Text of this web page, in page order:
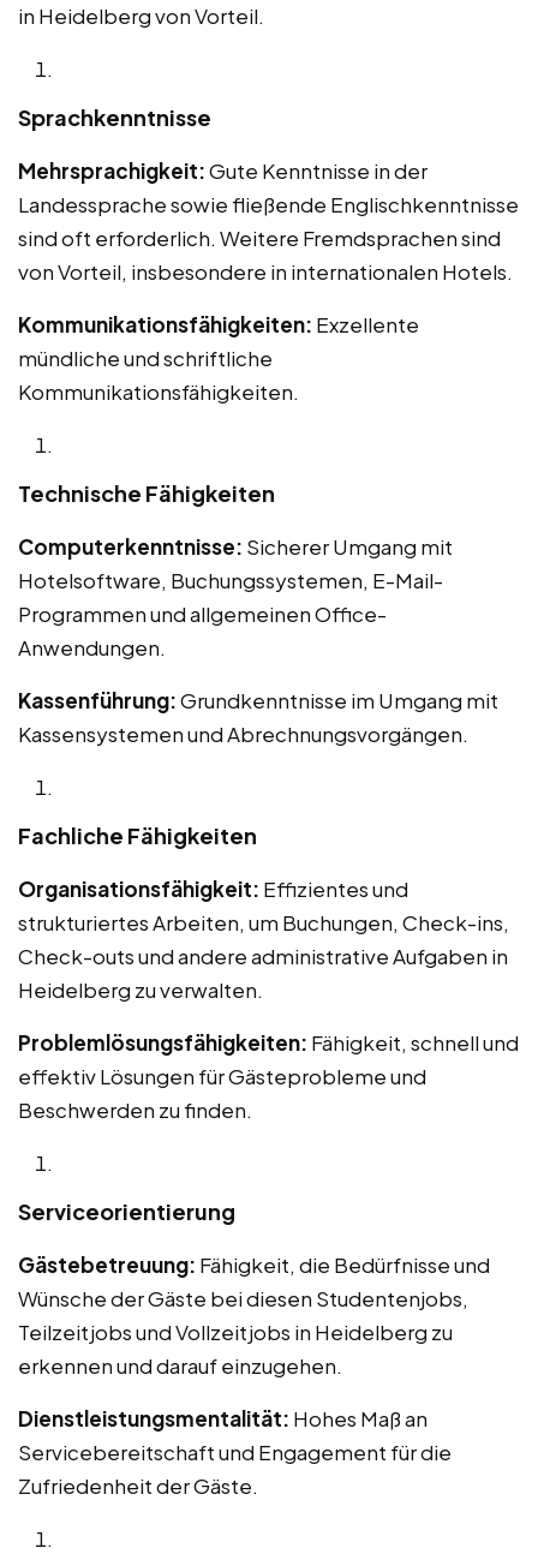
in Heidelberg von Vorteil.
Sprachkenntnisse
Mehrsprachigkeit:Gute Kenntnisse in der
Landessprache sowie fließende Englischkenntnisse
sind oft erforderlich. Weitere Fremdsprachen sind
von Vorteil, insbesondere in internationalen Hotels.
Kommunikationsfähigkeiten: Exzellente
mündliche und schriftliche
Kommunikationsfähigkeiten.
Technische Fähigkeiten
Computerkenntnisse: Sicherer Umgang mit
Hotelsoftware, Buchungssystemen, E-Mail-
Programmen und allgemeinen Office-
Anwendungen.
Kassenführung:Grundkenntnisse im Umgang mit
Kassensystemen und Abrechnungsvorgängen.
Fachliche Fähigkeiten
Organisationsfähigkeit: Effizientes und
strukturiertes Arbeiten, um Buchungen, Check-ins,
Check-outs und andere administrative Aufgaben in
Heidelberg zu verwalten.
Problemlösungsfähigkeiten: Fähigkeit, schnell und
effektiv Lösungen für Gästeprobleme und
Beschwerden zu finden.
Serviceorientierung
Gästebetreuung: Fähigkeit, die Bedürfnisse und
Wünsche der Gäste bei diesen Studentenjobs,
Teilzeitjobs und Vollzeitjobs in Heidelberg zu
erkennen und darauf einzugehen.
Dienstleistungsmentalität: Hohes Maß an
Servicebereitschaft und Engagement für die
Zufriedenheit der Gäste.